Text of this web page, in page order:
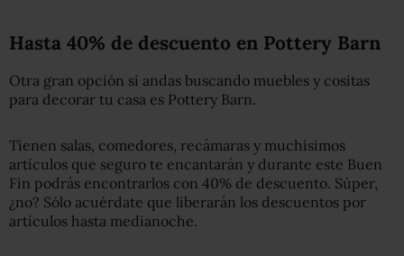
Hasta 40% de descuento en Pottery Barn
Otra gran opción si andas buscando muebles y cositas
para decorar tu casa es Pottery Barn.
Tienen salas, comedores, recámaras y muchísimos
artículos que seguro te encantarán y durante este Buen
Fin podrás encontrarlos con 40% de descuento. Súper,
¿no? Sólo acuérdate que liberarán los descuentos por
artículos hasta medianoche.